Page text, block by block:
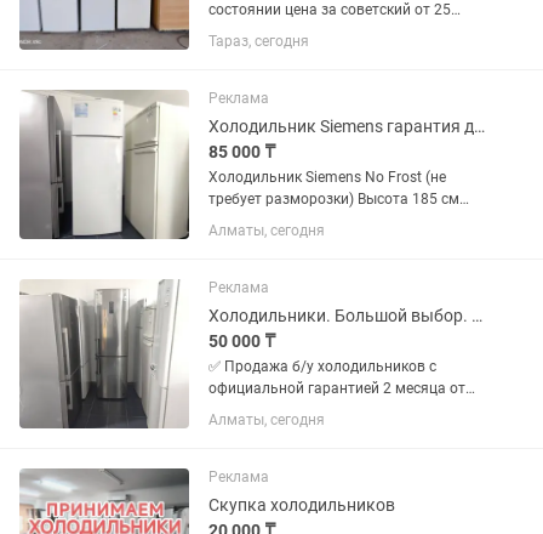
состоянии цена за советский от 25
тысяч иномарки маленький офисные
от 35 тысяч есть доставка по городу по
Тараз, сегодня
Реклама
Холодильник Siemens гарантия доставка
85 000 ₸
Холодильник Siemens No Frost (не
требует разморозки) Высота 185 см
Ширина 70 см Глубина 60 см ✅
Продажа б/у холодильников с
магазина и мастера с более чем 10...
Алматы, сегодня
Реклама
Холодильники. Большой выбор. Гарантия. Доставка
50 000 ₸
✅ Продажа б/у холодильников с
официальной гарантией 2 месяца от
магазина и мастера с более чем 10
летним опытом работы. Все
Цены от 50000 в зависимости от
модели...
Алматы, сегодня
Реклама
Скупка холодильников